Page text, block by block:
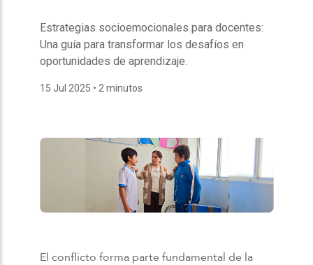
Estrategias socioemocionales para docentes:
Una guía para transformar los desafíos en
oportunidades de aprendizaje.
15 Jul 2025 • 2 minutos
El conflicto forma parte fundamental de la